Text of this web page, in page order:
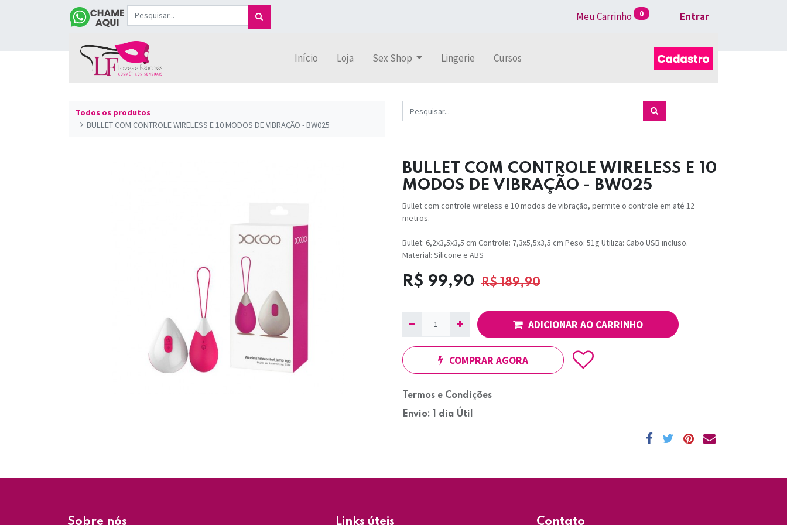
Meu Carrinho 0 Entrar
Início Loja Sex Shop Lingerie Cursos
Todos os produtos
BULLET COM CONTROLE WIRELESS E 10 MODOS DE VIBRAÇÃO - BW025
BULLET COM CONTROLE WIRELESS E 10
MODOS DE VIBRAÇÃO - BW025
Bullet com controle wireless e 10 modos de vibração, permite o controle em até 12
metros.
Bullet: 6,2x3,5x3,5 cm Controle: 7,3x5,5x3,5 cm Peso: 51g Utiliza: Cabo USB incluso.
Material: Silicone e ABS
R$ 99,90 R$189,90
ADICIONAR AO CARRINHO
COMPRAR AGORA
Termos e Condições
Envio: 1 dia Útil
Sobre nós Links úteis Contato